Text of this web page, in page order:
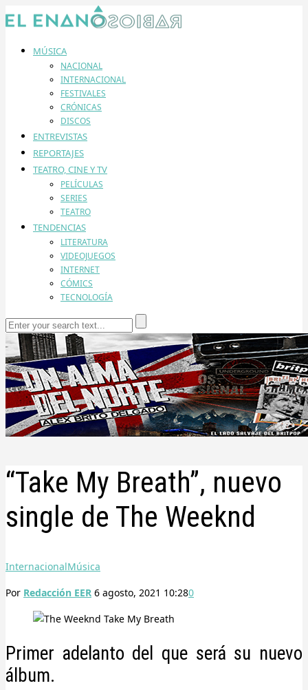
MÚSICA
NACIONAL
INTERNACIONAL
FESTIVALES
CRÓNICAS
DISCOS
ENTREVISTAS
REPORTAJES
TEATRO, CINE Y TV
PELÍCULAS
SERIES
TEATRO
TENDENCIAS
LITERATURA
VIDEOJUEGOS
INTERNET
CÓMICS
TECNOLOGÍA
“Take My Breath”, nuevo
single de The Weeknd
InternacionalMúsica
Por Redacción EER 6 agosto, 2021 10:280
Primer adelanto del que será su nuevo
álbum.